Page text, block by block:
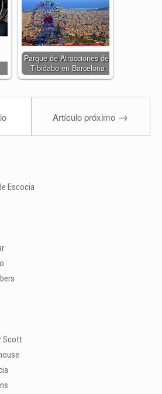
Parque de Atracciones del
Tibidabo en Barcelona
Artículo próximo →
Escocia
Scott